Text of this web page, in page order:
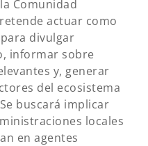
Comunidad
actuar como
divulgar
informar sobre
y, generar
del ecosistema
buscará implicar
locales
en agentes